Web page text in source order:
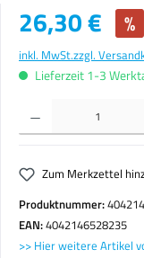
Verkaufspreis:
26,30 € %
inkl. MwSt.zzgl.
Lieferzeit 1-3
Produkt Anzahl: Gib den
Zum Merkzettel
Produktnummer:
EAN:4042146528235
>> Hier weitere Artikel